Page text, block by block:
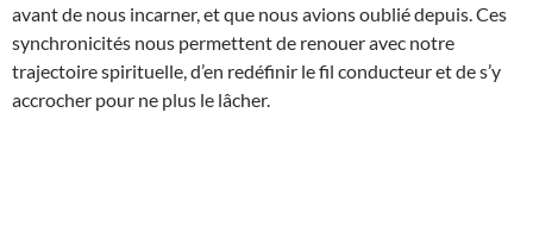
avant de nous incarner, et que nous avions oublié depuis. Ces
synchronicités nous permettent de renouer avec notre
trajectoire spirituelle, d’en redéfinir le fil conducteur et de s’y
accrocher pour ne plus le lâcher.